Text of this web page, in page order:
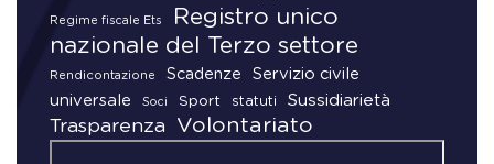
Regime fiscale Ets
Registro unico
nazionale del Terzo settore
Rendicontazione Scadenze
Servizio civile
universale
Soci Sport statuti Sussidiarietà
Trasparenza Volontariato